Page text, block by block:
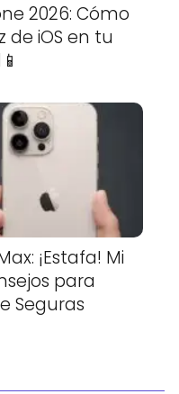
2026: Cómo
iOS en tu
¡Estafa! Mi
para
Seguras